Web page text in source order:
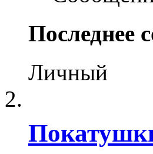
Последнее
Личный